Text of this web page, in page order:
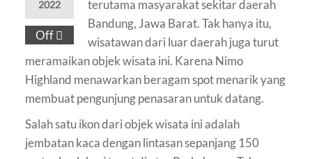
2022
Off
terutama masyarakat sekitar daerah
Bandung, Jawa Barat. Tak hanya itu,
wisatawan dari luar daerah juga turut
meramaikan objek wisata ini. Karena Nimo
Highland menawarkan beragam spot menarik yang
membuat pengunjung penasaran untuk datang.
Salah satu ikon dari objek wisata ini adalah
jembatan kaca dengan lintasan sepanjang 150